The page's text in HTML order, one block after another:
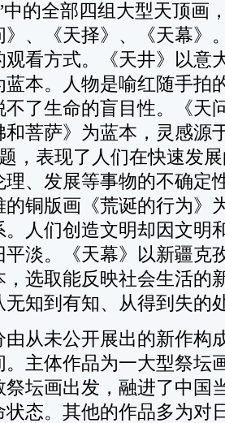
中的全部四组大型天顶画
》、《天择》、《天幕》
观看方式。《天井》以意
蓝本。人物是喻红随手拍
不了生命的盲目性。《天
和菩萨》为蓝本，灵感源
，表现了人们在快速发
理、发展等事物的不确定
的铜版画《荒诞的行为》
。人们创造文明却因文明
平淡。《天幕》以新疆克
，选取能反映社会生活的
无知到有知、从得到失的
未公开展出的新作构
。主体作品为一大型祭坛
祭坛画出发，融进了中国
状态。其他的作品多为对